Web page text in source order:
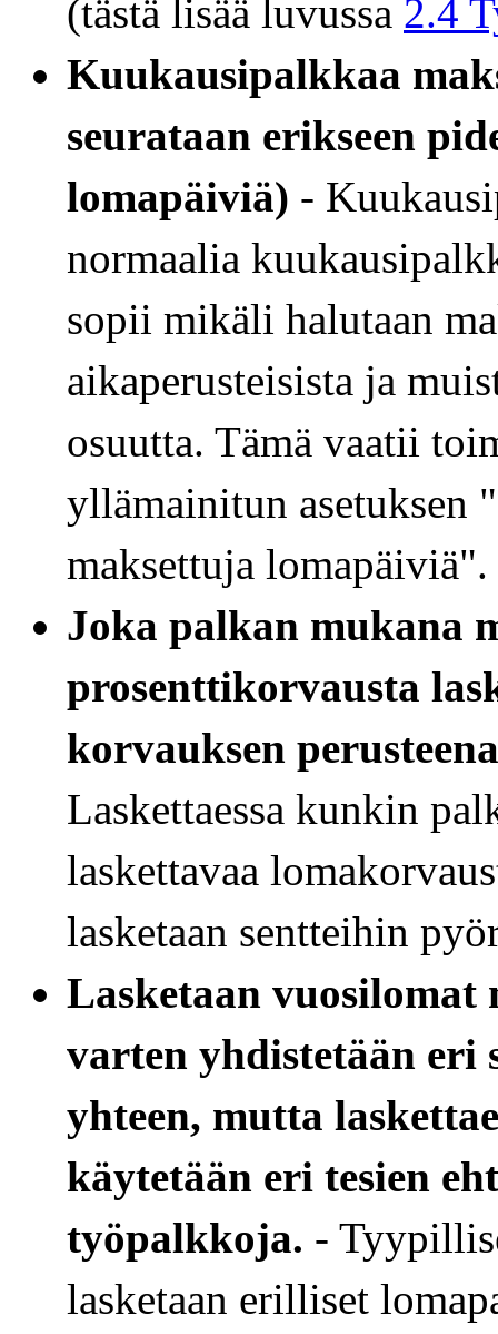
(tästä lisää luvussa 2.4
Kuukausipalkkaa
seurataan erikseen
lomapäiviä) -
normaalia
sopii mikäli halutaan
aikaperusteisista ja
osuutta. Tämä vaatii
yllämainitun asetuksen
maksettuja lomapäiviä".
Joka palkan mukana
prosenttikorvausta
korvauksen
Laskettaessa kunkin
laskettavaa
lasketaan sentteihin
Lasketaan vuosilomat
varten yhdistetään eri
yhteen, mutta
käytetään eri tesien
työpalkkoja. -
lasketaan erilliset